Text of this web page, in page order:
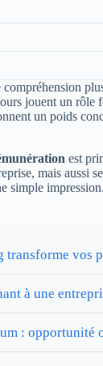
jouent un
un poids
est
mais aussi
simple impression.
vos
à une
: opportunité